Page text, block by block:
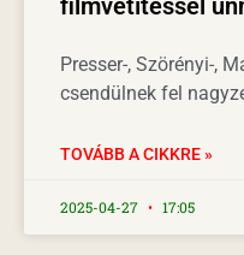
filmvetítéssel
Presser-, Szörényi-,
csendülnek fel
TOVÁBB A CIKKRE »
2025-04-27 17:05